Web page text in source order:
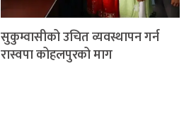
सुकुम्वासीको उचित व्यवस्थापन गर्न
रास्वपा कोहलपुरको माग